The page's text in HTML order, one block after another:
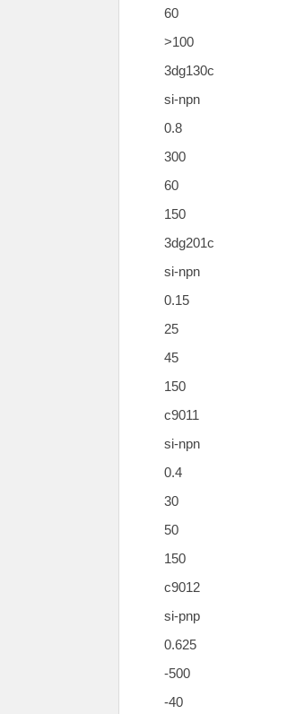
60
>100
3dg130c
si-npn
0.8
300
60
150
3dg201c
si-npn
0.15
25
45
150
c9011
si-npn
0.4
30
50
150
c9012
si-pnp
0.625
-500
-40